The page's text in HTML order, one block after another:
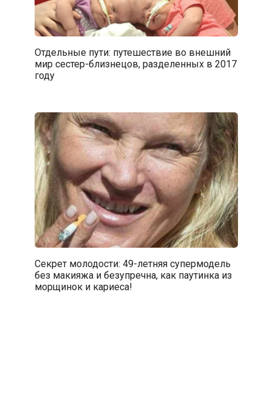
Отдельные пути: путешествие во внешний
мир сестер-близнецов, разделенных в 2017
году
Секрет молодости: 49-летняя супермодель
без макияжа и безупречна, как паутинка из
морщинок и кариеса!